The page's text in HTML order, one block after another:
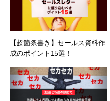
【超箇条書き】セールス資料作
成のポイント15選！